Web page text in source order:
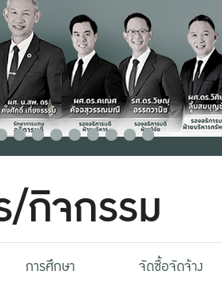
/กิจกรรม
การศึกษา จัดซื้อจัดจ้าง